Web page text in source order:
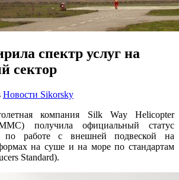
спектр услуг на
сектор
Новости Sikorsky
компания Silk Way Helicopter
получила официальный статус
по работе с внешней подвеской на
на суше и на море по стандартам
Standard).